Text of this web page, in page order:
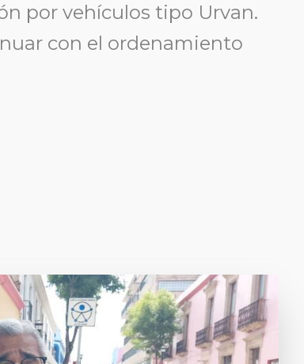
por vehículos tipo Urvan.
con el ordenamiento